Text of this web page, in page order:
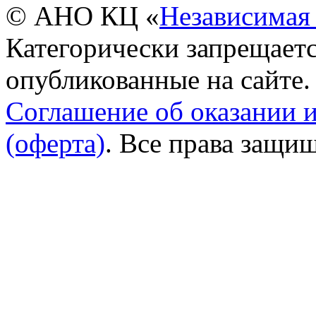
© АНО КЦ «Независимая
Категорически
опубликованные на сайте.
Соглашение об оказании
(оферта). Все права